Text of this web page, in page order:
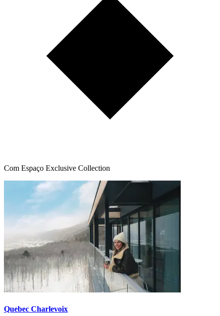
Com Espaço Exclusive Collection
Quebec Charlevoix